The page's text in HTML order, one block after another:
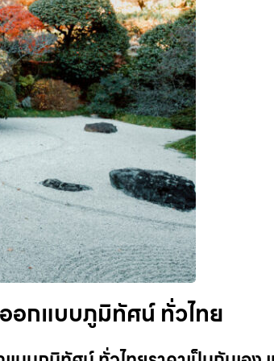
อกแบบภูมิทัศน์ ทั่วไทย